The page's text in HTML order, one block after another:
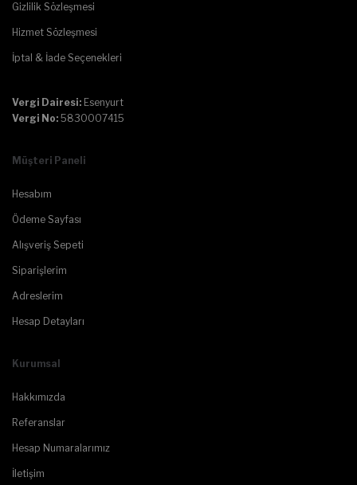
Gizlilik Sözleşmesi
Hizmet Sözleşmesi
İptal & İade Seçenekleri
Vergi Dairesi: Esenyurt
Vergi No: 5830007415
Müşteri Paneli
Hesabım
Ödeme Sayfası
Alışveriş Sepeti
Siparişlerim
Adreslerim
Hesap Detayları
Kurumsal
Hakkımızda
Referanslar
Hesap Numaralarımız
İletişim